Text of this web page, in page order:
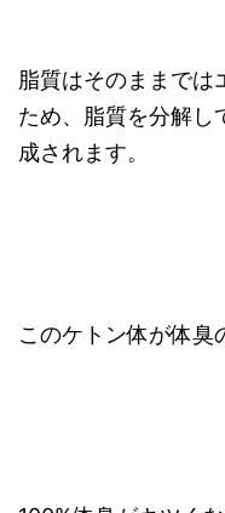
脂質はそのままでは
ため、脂質を分解し
成されます。
このケトン体が体臭